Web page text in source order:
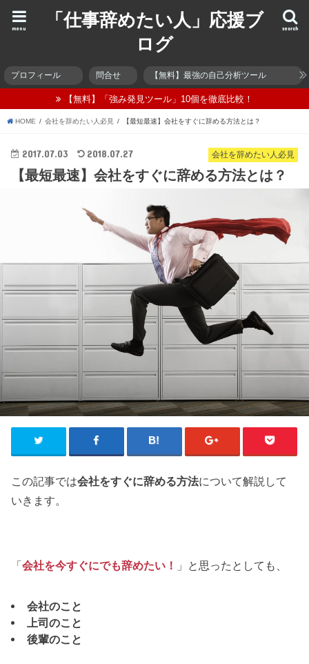
「仕事辞めたい人」応援ブ
ログ
search
menu
プロフィール 問合せ 【無料】最強の自己分析ツール
【無料】「強み発見ツール」10個を徹底比較！
HOME 会社を辞めたい人必見 【最短最速】会社をすぐに辞める方法とは？
会社を辞めたい人必見
2017.07.03 2018.07.27
【最短最速】会社をすぐに辞める方法とは？
この記事では会社をすぐに辞める方法について解説して
いきます。
「会社を今すぐにでも辞めたい！ 」と思ったとしても、
会社のこと
上司のこと
後輩のこと